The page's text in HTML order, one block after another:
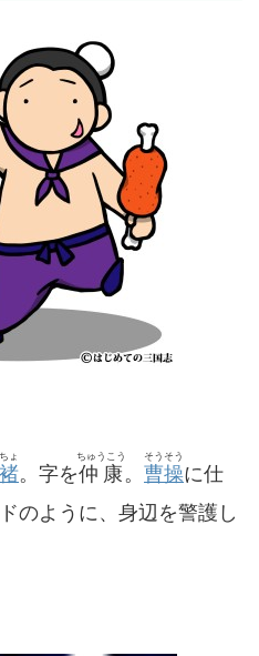
ょ
。字を仲康
ちゅうこう
。 曹操
そうそう
に仕
のように、身辺を警護し